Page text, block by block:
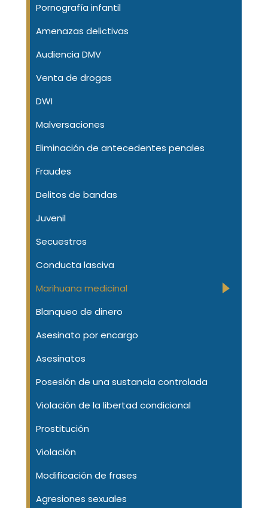
Pornografía infantil
Amenazas delictivas
Audiencia DMV
Venta de drogas
DWI
Malversaciones
Eliminación de antecedentes penales
Fraudes
Delitos de bandas
Juvenil
Secuestros
Conducta lasciva
Marihuana medicinal
Blanqueo de dinero
Asesinato por encargo
Asesinatos
Posesión de una sustancia controlada
Violación de la libertad condicional
Prostitución
Violación
Modificación de frases
Agresiones sexuales